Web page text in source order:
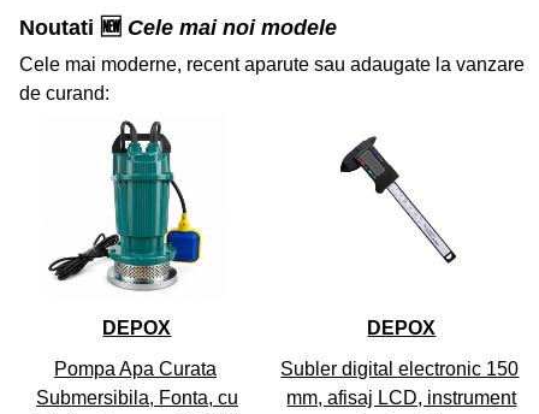
Noutati 🆕 Cele mai noi modele
Cele mai moderne, recent aparute sau adaugate la vanzare
de curand:
36
DEPOX
Pompa Apa Curata
Submersibila, Fonta, cu
37
DEPOX
Subler digital electronic 150
mm, afisaj LCD, instrument